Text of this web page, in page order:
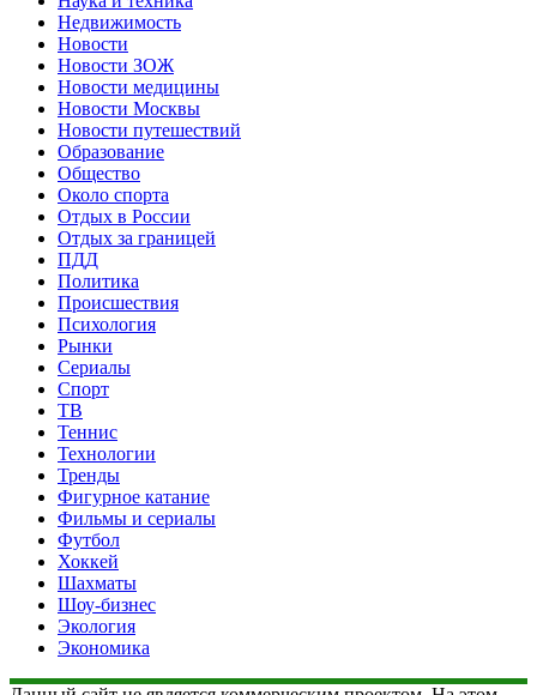
Недвижимость
Новости
Новости ЗОЖ
Новости медицины
Новости Москвы
Новости путешествий
Образование
Общество
Около спорта
Отдых в России
Отдых за границей
ПДД
Политика
Происшествия
Психология
Рынки
Сериалы
Спорт
ТВ
Теннис
Технологии
Тренды
Фигурное катание
Фильмы и сериалы
Футбол
Хоккей
Шахматы
Шоу-бизнес
Экология
Экономика